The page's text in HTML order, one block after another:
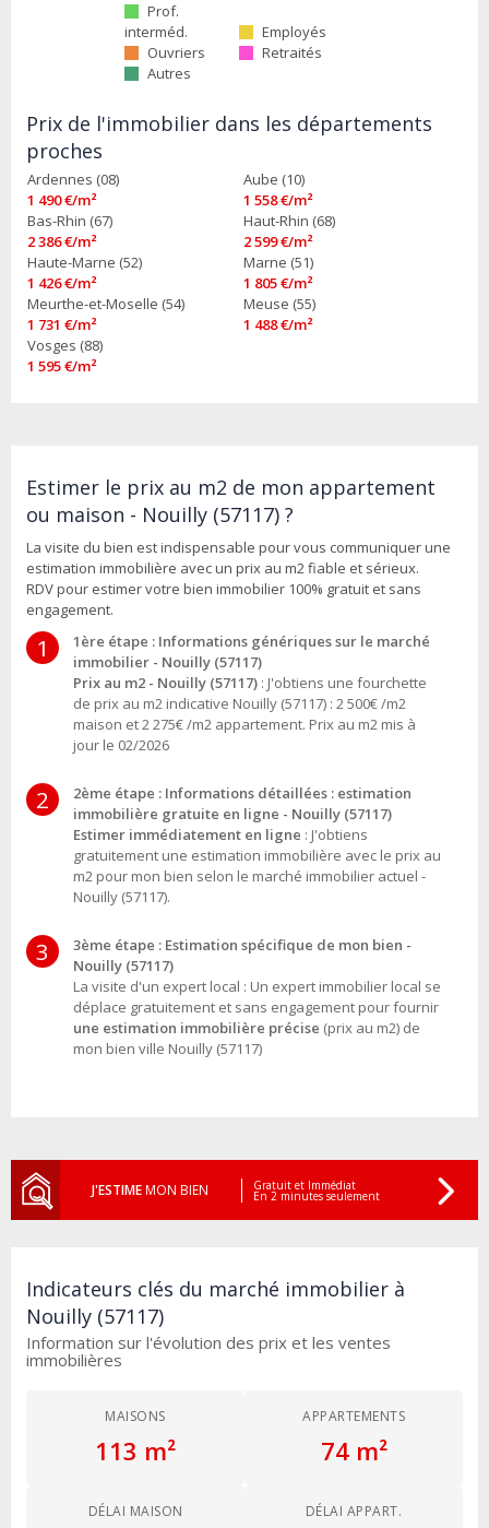
Prof.
interméd.
Employés
Ouvriers
Retraités
Autres
Prix de l'immobilier dans les départements
proches
Ardennes (08)
1 490 €/m²
Aube (10)
1 558 €/m²
Bas-Rhin (67)
2 386 €/m²
Haut-Rhin (68)
2 599 €/m²
Haute-Marne (52)
1 426 €/m²
Marne (51)
1 805 €/m²
Meurthe-et-Moselle (54)
1 731 €/m²
Meuse (55)
1 488 €/m²
Vosges (88)
1 595 €/m²
Estimer le prix au m2 de mon appartement
ou maison - Nouilly (57117) ?
La visite du bien est indispensable pour vous communiquer une
estimation immobilière avec un prix au m2 fiable et sérieux.
RDV pour estimer votre bien immobilier 100% gratuit et sans
engagement.
1
1ère étape : Informations génériques sur le marché
immobilier - Nouilly (57117)
Prix au m2 - Nouilly (57117) : J'obtiens une fourchette
de prix au m2 indicative Nouilly (57117) : 2 500€ /m2
maison et 2 275€ /m2 appartement. Prix au m2 mis à
jour le 02/2026
2
2ème étape : Informations détaillées : estimation
immobilière gratuite en ligne - Nouilly (57117)
Estimer immédiatement en ligne : J'obtiens
gratuitement une estimation immobilière avec le prix au
m2 pour mon bien selon le marché immobilier actuel -
Nouilly (57117).
3
3ème étape : Estimation spécifique de mon bien -
Nouilly (57117)
La visite d'un expert local : Un expert immobilier local se
déplace gratuitement et sans engagement pour fournir
une estimation immobilière précise (prix au m2) de
mon bien ville Nouilly (57117)
J'ESTIMEMON BIEN Gratuit et Immédiat
En 2 minutes seulement
Indicateurs clés du marché immobilier à
Nouilly (57117)
Information sur l'évolution des prix et les ventes
immobilières
MAISONS
113 m²
APPARTEMENTS
74 m²
DÉLAI MAISON DÉLAI APPART.